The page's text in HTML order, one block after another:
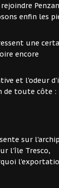
enfin les
une
encore
et l'odeur
de toute côte :
sur
l'île Tresco,